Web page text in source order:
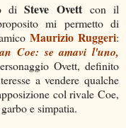
diSteve Ovettcon il
mi permetto di
Maurizio Ruggeri:
Coe: se amavi l'uno,
Ovett, definito
a vendere qualche
col rivale Coe,
e simpatia.